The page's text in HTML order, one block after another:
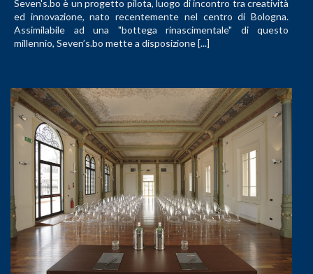
Seven's.bo è un progetto pilota, luogo di incontro tra creatività
ed innovazione, nato recentemente nel centro di Bologna.
Assimilabile ad una "bottega rinascimentale" di questo
millennio, Seven’s.bo mette a disposizione [...]